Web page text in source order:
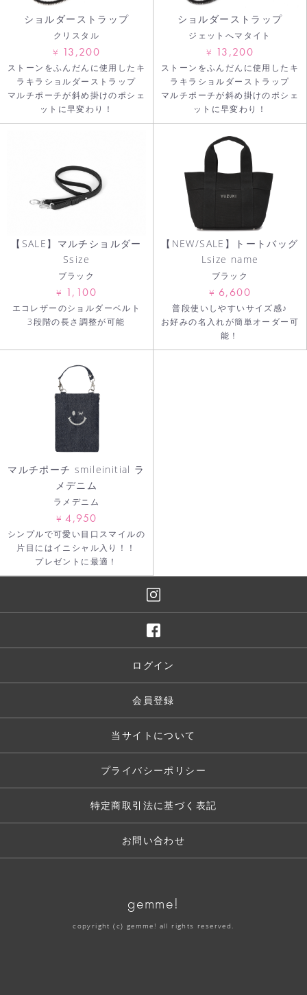
ショルダーストラップ
クリスタル
¥ 13,200
ストーンをふんだんに使用したキ
ラキラショルダーストラップ
マルチポーチが斜め掛けのポシェ
ットに早変わり！
ショルダーストラップ
ジェットへマタイト
¥ 13,200
ストーンをふんだんに使用したキ
ラキラショルダーストラップ
マルチポーチが斜め掛けのポシェ
ットに早変わり！
【SALE】マルチショルダー
Ssize
ブラック
¥ 1,100
エコレザーのショルダーベルト
3段階の長さ調整が可能
【NEW/SALE】トートバッグ
Lsize name
ブラック
¥ 6,600
普段使いしやすいサイズ感♪
お好みの名入れが簡単オーダー可
能！
マルチポーチ smileinitial ラ
メデニム
ラメデニム
¥ 4,950
シンプルで可愛い目口スマイルの
片目にはイニシャル入り！！
プレゼントに最適！
ログイン
会員登録
当サイトについて
プライバシーポリシー
特定商取引法に基づく表記
お問い合わせ
gemme!
copyright (c) gemme! all rights reserved.